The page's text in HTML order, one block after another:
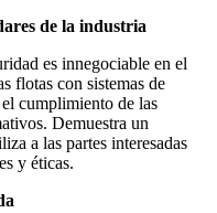
de la industria
es innegociable en el
flotas con sistemas de
cumplimiento de las
Demuestra un
a las partes interesadas
y éticas.